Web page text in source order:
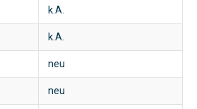
k.A.
k.A.
neu
neu